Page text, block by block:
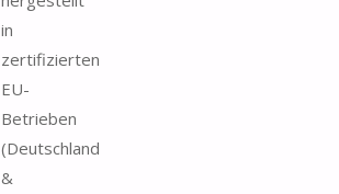
in
zertifizierten
EU-
Betrieben
(Deutschland
&